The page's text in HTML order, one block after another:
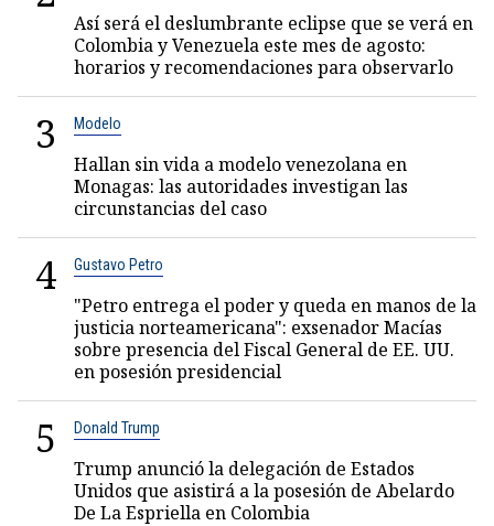
Así será el deslumbrante eclipse que se verá en
Colombia y Venezuela este mes de agosto:
horarios y recomendaciones para observarlo
3 Modelo
Hallan sin vida a modelo venezolana en
Monagas: las autoridades investigan las
circunstancias del caso
4 Gustavo Petro
"Petro entrega el poder y queda en manos de la
justicia norteamericana": exsenador Macías
sobre presencia del Fiscal General de EE. UU.
en posesión presidencial
5 Donald Trump
Trump anunció la delegación de Estados
Unidos que asistirá a la posesión de Abelardo
De La Espriella en Colombia